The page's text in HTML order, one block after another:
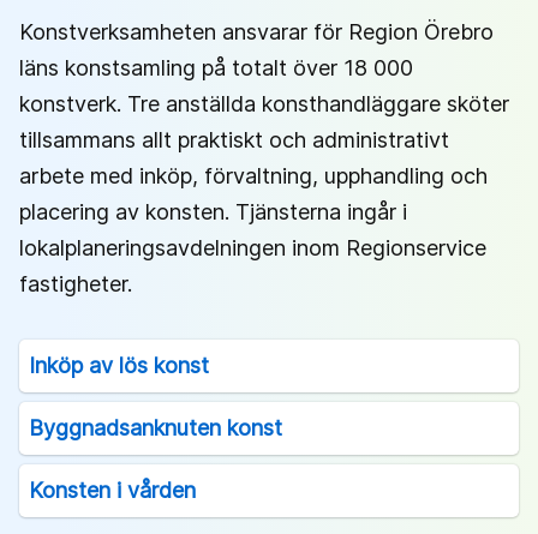
Konstverksamheten ansvarar för Region Örebro
läns konstsamling på totalt över 18 000
konstverk. Tre anställda konsthandläggare sköter
tillsammans allt praktiskt och administrativt
arbete med inköp, förvaltning, upphandling och
placering av konsten. Tjänsterna ingår i
lokalplaneringsavdelningen inom Regionservice
fastigheter.
Inköp av lös konst
Byggnadsanknuten konst
Konsten i vården